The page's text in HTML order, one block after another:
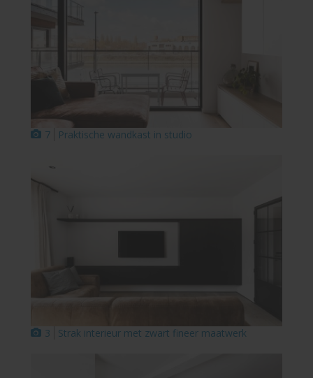
7 Praktische wandkast in studio
3 Strak interieur met zwart fineer maatwerk